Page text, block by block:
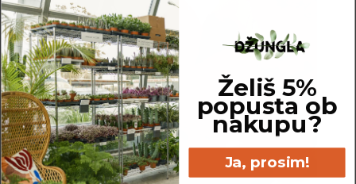
Želiš 5%
popusta ob
nakupu?
Ja, prosim!